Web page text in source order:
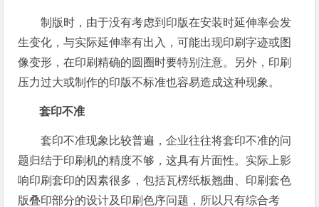
制版时，由于没有考虑到印版在安装时延伸率会发
生变化，与实际延伸率有出入，可能出现印刷字迹或图
像变形，在印刷精确的圆圈时要特别注意。另外，印刷
压力过大或制作的印版不标准也容易造成这种现象。
套印不准
套印不准现象比较普遍，企业往往将套印不准的问
题归结于印刷机的精度不够，这具有片面性。实际上影
响印刷套印的因素很多，包括瓦楞纸板翘曲、印刷套色
版叠印部分的设计及印刷色序问题，所以只有综合考